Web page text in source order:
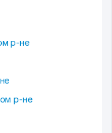
р-не
р-не